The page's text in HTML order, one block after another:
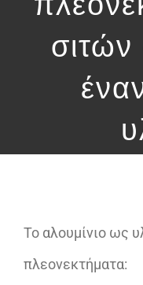
Υπηρεσίες
Προϊόντασιτών
Το αλουμίνιο ως
πλεονεκτήματα: